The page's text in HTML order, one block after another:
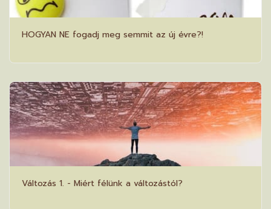
HOGYAN NE fogadj meg semmit az új évre?!
Változás 1. - Miért félünk a változástól?